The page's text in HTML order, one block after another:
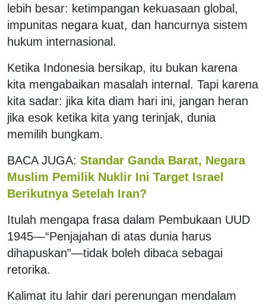
lebih besar: ketimpangan kekuasaan global,
impunitas negara kuat, dan hancurnya sistem
hukum internasional.
Ketika Indonesia bersikap, itu bukan karena
kita mengabaikan masalah internal. Tapi karena
kita sadar: jika kita diam hari ini, jangan heran
jika esok ketika kita yang terinjak, dunia
memilih bungkam.
BACA JUGA: Standar Ganda Barat, Negara
Muslim Pemilik Nuklir Ini Target Israel
Berikutnya Setelah Iran?
Itulah mengapa frasa dalam Pembukaan UUD
1945—“Penjajahan di atas dunia harus
dihapuskan”—tidak boleh dibaca sebagai
retorika.
Kalimat itu lahir dari perenungan mendalam